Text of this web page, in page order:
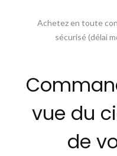
Achetez en toute
sécurisé (délai
vue du
de